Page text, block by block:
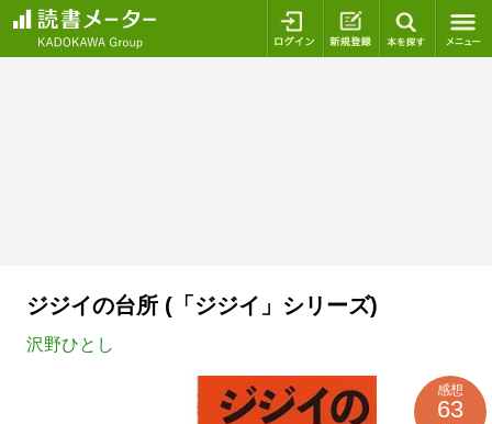
ログイン 新規登録
ジジイの台所 (「ジジイ」シリーズ)
沢野ひとし
感想
63